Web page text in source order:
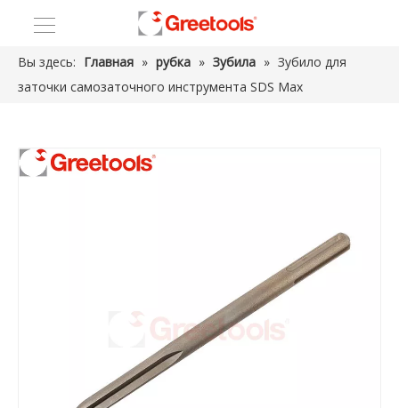
Вы здесь: Главная » рубка » Зубила » Зубило для
заточки самозаточного инструмента SDS Max